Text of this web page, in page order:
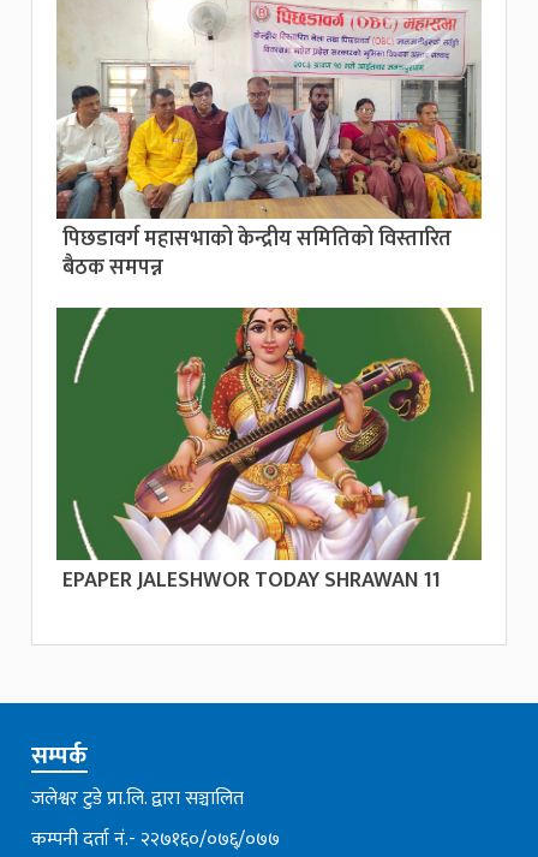
पिछडावर्ग महासभाको केन्द्रीय समितिको विस्तारित
बैठक समपन्न
EPAPER JALESHWOR TODAY SHRAWAN 11
सम्पर्क
जलेश्वर टुडे प्रा.लि. द्वारा सञ्चालित
कम्पनी दर्ता नं.- २२७१६०/०७६्/०७७